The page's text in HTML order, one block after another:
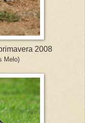
2008
Melo)